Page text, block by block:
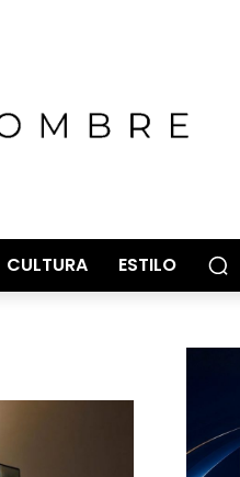
CULTURA ESTILO